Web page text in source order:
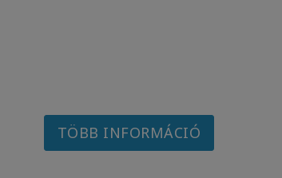
TÖBB INFORMÁCIÓ